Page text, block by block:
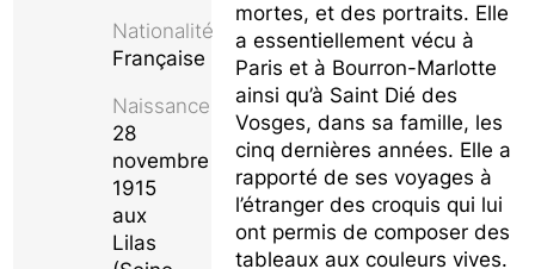
mortes, et des portraits. Elle
a essentiellement vécu à
Paris et à Bourron-Marlotte
ainsi qu’à Saint Dié des
Vosges, dans sa famille, les
cinq dernières années. Elle a
rapporté de ses voyages à
l’étranger des croquis qui lui
ont permis de composer des
tableaux aux couleurs vives.
Nationalité
Française
Naissance
28
novembre
1915
aux
Lilas